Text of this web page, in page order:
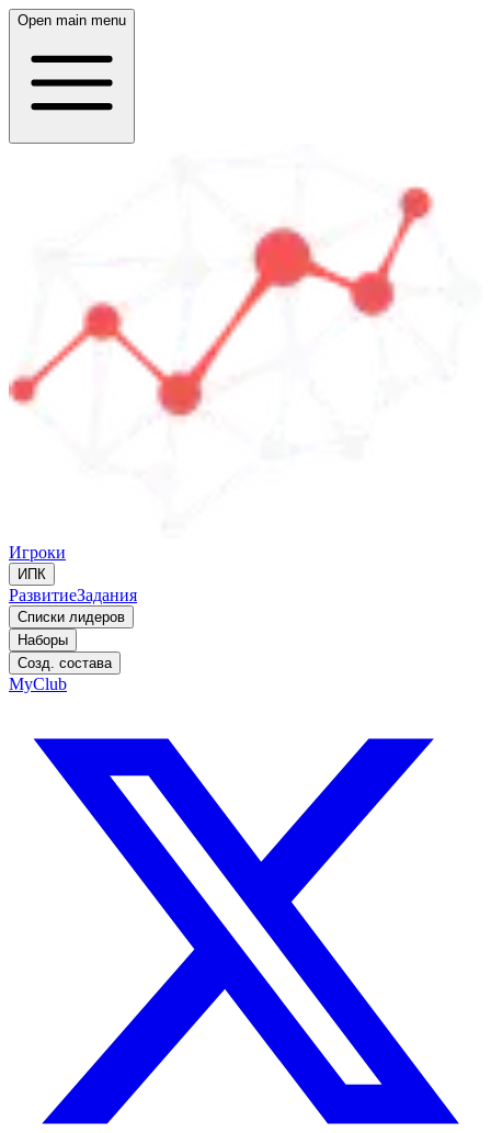
Open main menu
Игроки
ИПК
РазвитиеЗадания
Списки лидеров
Наборы
Созд. состава
MyClub